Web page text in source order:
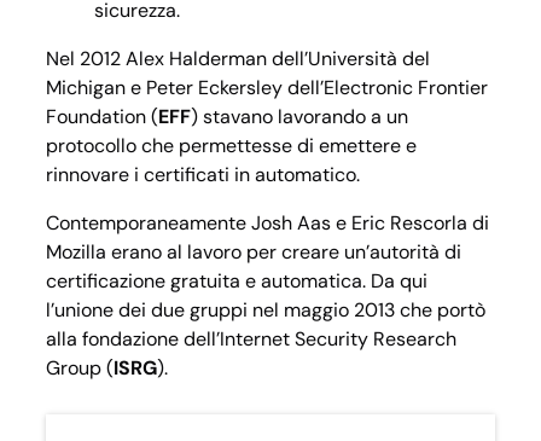
sicurezza.
Nel 2012 Alex Halderman dell’Università del
Michigan e Peter Eckersley dell’Electronic Frontier
Foundation (EFF) stavano lavorando a un
protocollo che permettesse di emettere e
rinnovare i certificati in automatico.
Contemporaneamente Josh Aas e Eric Rescorla di
Mozilla erano al lavoro per creare un’autorità di
certificazione gratuita e automatica. Da qui
l’unione dei due gruppi nel maggio 2013 che portò
alla fondazione dell’Internet Security Research
Group (ISRG).